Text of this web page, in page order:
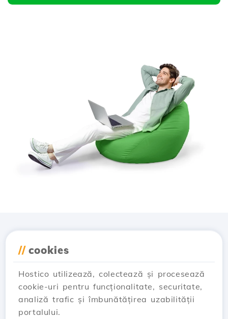
// cookies
Hostico utilizează, colectează și procesează
cookie-uri pentru funcționalitate, securitate,
analiză trafic și îmbunătățirea uzabilității
portalului.